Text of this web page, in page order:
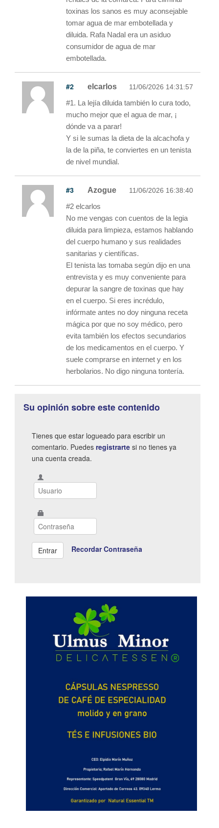
toxinas los sanos es muy aconsejable
tomar agua de mar embotellada y
diluida. Rafa Nadal era un asiduo
consumidor de agua de mar
embotellada.
#2 elcarlos 11/06/2026 14:31:57
#1. La lejía diluida también lo cura todo,
mucho mejor que el agua de mar, ¡
dónde va a parar!
Y si le sumas la dieta de la alcachofa y
la de la piña, te conviertes en un tenista
de nivel mundial.
#3 Azogue 11/06/2026 16:38:40
#2 elcarlos
No me vengas con cuentos de la legia
diluida para limpieza, estamos hablando
del cuerpo humano y sus realidades
sanitarias y científicas.
El tenista las tomaba según dijo en una
entrevista y es muy conveniente para
depurar la sangre de toxinas que hay
en el cuerpo. Si eres incrédulo,
infórmate antes no doy ninguna receta
mágica por que no soy médico, pero
evita también los efectos secundarios
de los medicamentos en el cuerpo. Y
suele comprarse en internet y en los
herbolarios. No digo ninguna tontería.
Su opinión sobre este contenido
Tienes que estar logueado para escribir un
comentario. Puedes registrarte si no tienes ya
una cuenta creada.
Recordar Contraseña